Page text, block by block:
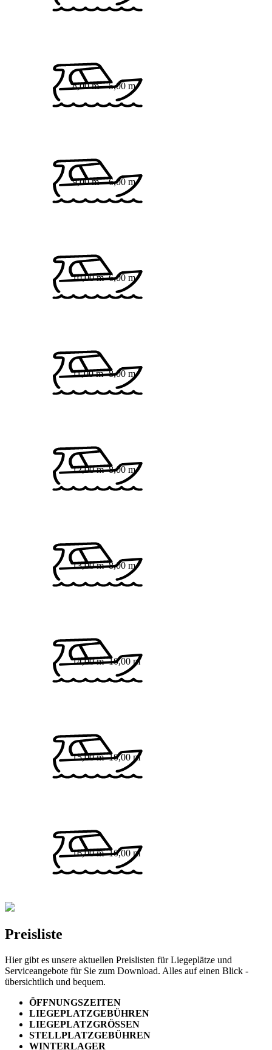
8,00 m 5,00 m
9,00 m 6,00 m
10,00 m 6,00 m
11,00 m 8,00 m
12,00 m 8,00 m
13,00 m 8,00 m
14,00 m 10,00 m
15,00 m 10,00 m
16,00 m 10,00 m
Preisliste
Hier gibt es unsere aktuellen Preislisten für Liegeplätze und
Serviceangebote für Sie zum Download. Alles auf einen Blick -
übersichtlich und bequem.
ÖFFNUNGSZEITEN
LIEGEPLATZGEBÜHREN
LIEGEPLATZGRÖSSEN
STELLPLATZGEBÜHREN
WINTERLAGER